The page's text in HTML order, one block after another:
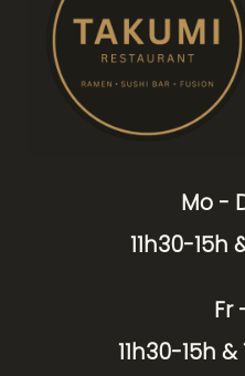
Mo -
11h30-15h
Fr
11h30-15h